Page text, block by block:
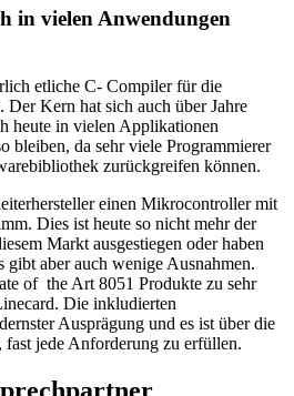
in vielen Anwendungen
etliche C- Compiler für die
Der Kern hat sich auch über Jahre
heute in vielen Applikationen
bleiben, da sehr viele Programmierer
zurückgreifen können.
einen Mikrocontroller mit
Dies ist heute so nicht mehr der
Markt ausgestiegen oder haben
gibt aber auch wenige Ausnahmen.
of the Art 8051 Produkte zu sehr
Die inkludierten
Ausprägung und es ist über die
jede Anforderung zu erfüllen.